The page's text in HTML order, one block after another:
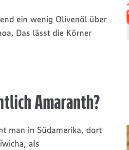
ein wenig Olivenöl über
Das lässt die Körner
Amaranth?
man in Südamerika, dort
als